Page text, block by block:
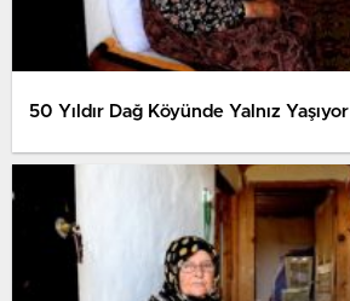
50 Yıldır Dağ Köyünde Yalnız Yaşıyor